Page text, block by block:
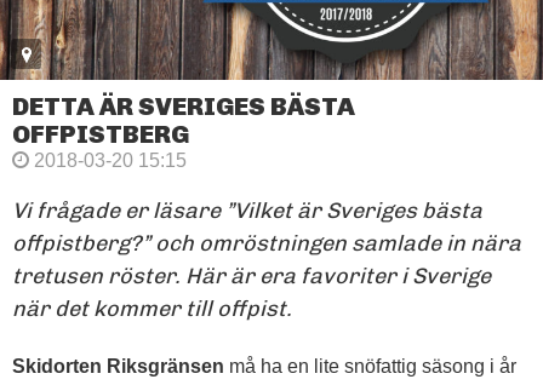
DETTA ÄR SVERIGES BÄSTA
OFFPISTBERG
2018-03-20 15:15
Vi frågade er läsare ”Vilket är Sveriges bästa
offpistberg?” och omröstningen samlade in nära
tretusen röster. Här är era favoriter i Sverige
när det kommer till offpist.
Skidorten Riksgränsen må ha en lite snöfattig säsong i år